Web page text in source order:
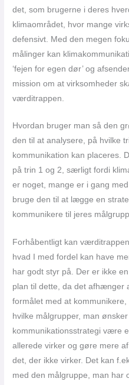
det, som brugerne i deres
klimaområdet, hvor mange
defensivt. Med den megen
målinger kan
‘fejen for egen dør’ og
mission om at virksomheder
værditrappen.
Hvordan bruger man så den
den til at analysere, på hvilke
kommunikation kan placeres.
på trin 1 og 2, særligt fordi
er noget, mange er i gang
bruge den til at lægge en
kommunikere til jeres
Forhåbentligt kan
hvad I med fordel kan have
har godt styr på. Der er ikke
plan til dette, da det afhænger
formålet med at
hvilke målgrupper, man
kommunikationsstrategi være
allerede virker og gøre mere
det, der ikke virker. Det kan
med den målgruppe, man har